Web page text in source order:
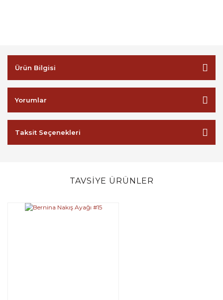
Ürün Bilgisi
Yorumlar
Taksit Seçenekleri
TAVSİYE ÜRÜNLER